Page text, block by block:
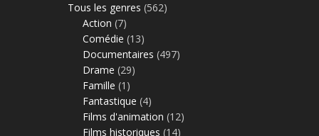
Tous les genres (562)
Action (7)
Comédie (13)
Documentaires (497)
Drame (29)
Famille (1)
Fantastique (4)
Films d'animation (12)
Films historiques (14)